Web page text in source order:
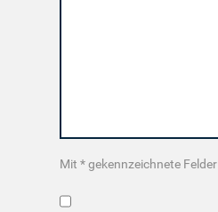
Mit * gekennzeichnete